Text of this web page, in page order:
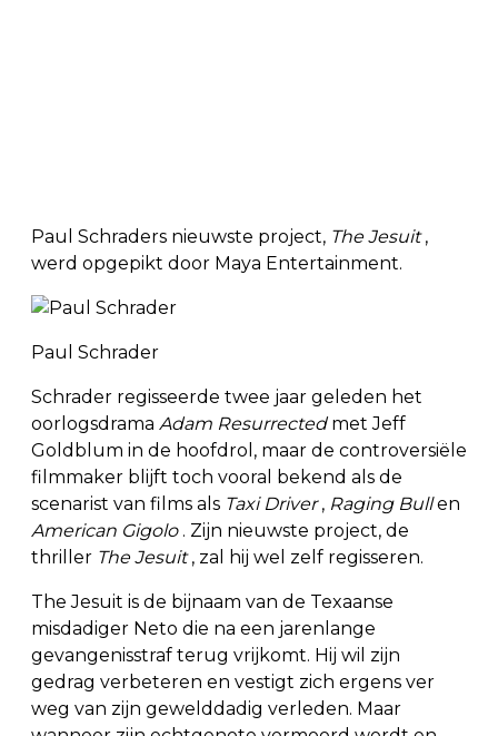
Paul Schraders nieuwste project, The Jesuit,
werd opgepikt door Maya Entertainment.
Paul Schrader
Schrader regisseerde twee jaar geleden het
oorlogsdrama Adam Resurrectedmet Jeff
Goldblum in de hoofdrol, maar de controversiële
filmmaker blijft toch vooral bekend als de
scenarist van films als Taxi Driver, Raging Bullen
American Gigolo. Zijn nieuwste project, de
thriller The Jesuit, zal hij wel zelf regisseren.
The Jesuit is de bijnaam van de Texaanse
misdadiger Neto die na een jarenlange
gevangenisstraf terug vrijkomt. Hij wil zijn
gedrag verbeteren en vestigt zich ergens ver
weg van zijn gewelddadig verleden. Maar